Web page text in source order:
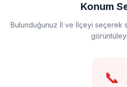
Konum
Bulunduğunuz İl ve İlçeyi seçerek
📞